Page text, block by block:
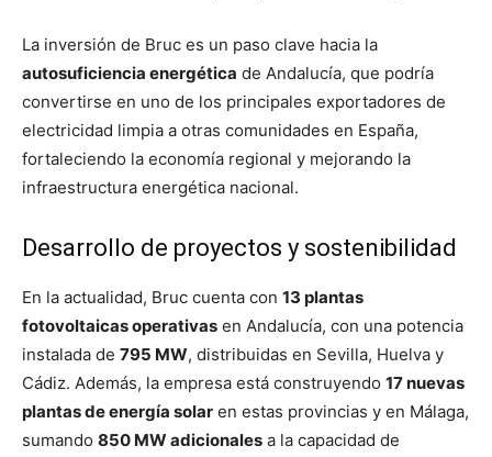
La inversión de Bruc es un paso clave hacia la
autosuficiencia energética de Andalucía, que podría
convertirse en uno de los principales exportadores de
electricidad limpia a otras comunidades en España,
fortaleciendo la economía regional y mejorando la
infraestructura energética nacional.
Desarrollo de proyectos y sostenibilidad
En la actualidad, Bruc cuenta con 13 plantas
fotovoltaicas operativas en Andalucía, con una potencia
instalada de 795 MW, distribuidas en Sevilla, Huelva y
Cádiz. Además, la empresa está construyendo 17 nuevas
plantas de energía solar en estas provincias y en Málaga,
sumando 850 MW adicionales a la capacidad de